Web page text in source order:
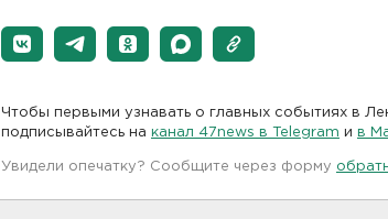
Чтобы первыми узнавать о главных событиях в
подписывайтесь на канал 47news в Telegram и в
Увидели опечатку? Сообщите через форму